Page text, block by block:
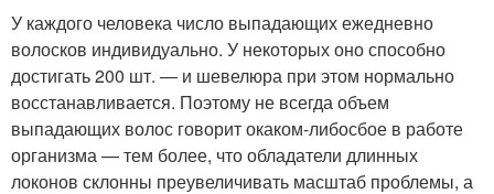
У каждого человека число выпадающих ежедневно
волосков индивидуально. У некоторых оно способно
достигать 200 шт. — и шевелюра при этом нормально
восстанавливается. Поэтому не всегда объем
выпадающих волос говорит окаком-либосбое в работе
организма — тем более, что обладатели длинных
локонов склонны преувеличивать масштаб проблемы, а